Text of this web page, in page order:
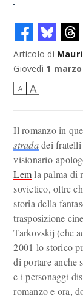
Articolo di
Giovedì 1 marzo
A A
Il romanzo in
stradadei fratelli
visionario
Lemla palma di
sovietico, oltre
storia della
trasposizione
Tarkovskij (che
2001 lo storico
di portare anche
e i personaggi
romanzo e ora,